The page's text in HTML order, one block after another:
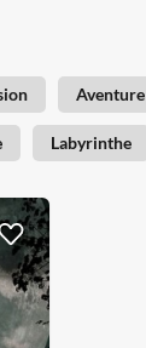
Aventure
Labyrinthe